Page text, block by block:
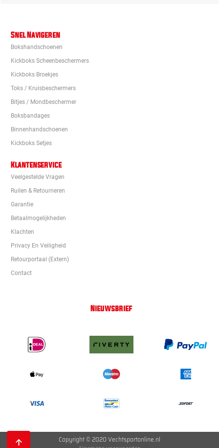
Snel Navigeren
Bokshandschoenen
Kickboks Scheenbeschermers
Kickboks Broekjes
Toks / Kruisbeschermers
Bitjes / Mondbeschermer
Boksbandages
Binnenhandschoenen
Kickboks Setjes
Klantenservice
Veelgestelde Vragen
Ruilen & Retourneren
Garantie
Betaalmogelijkheden
Klachten
Privacy En Veiligheid
Retourportaal (extern)
Contact
Nieuwsbrief
Copyright © 2020 Vechtsportonline.nl